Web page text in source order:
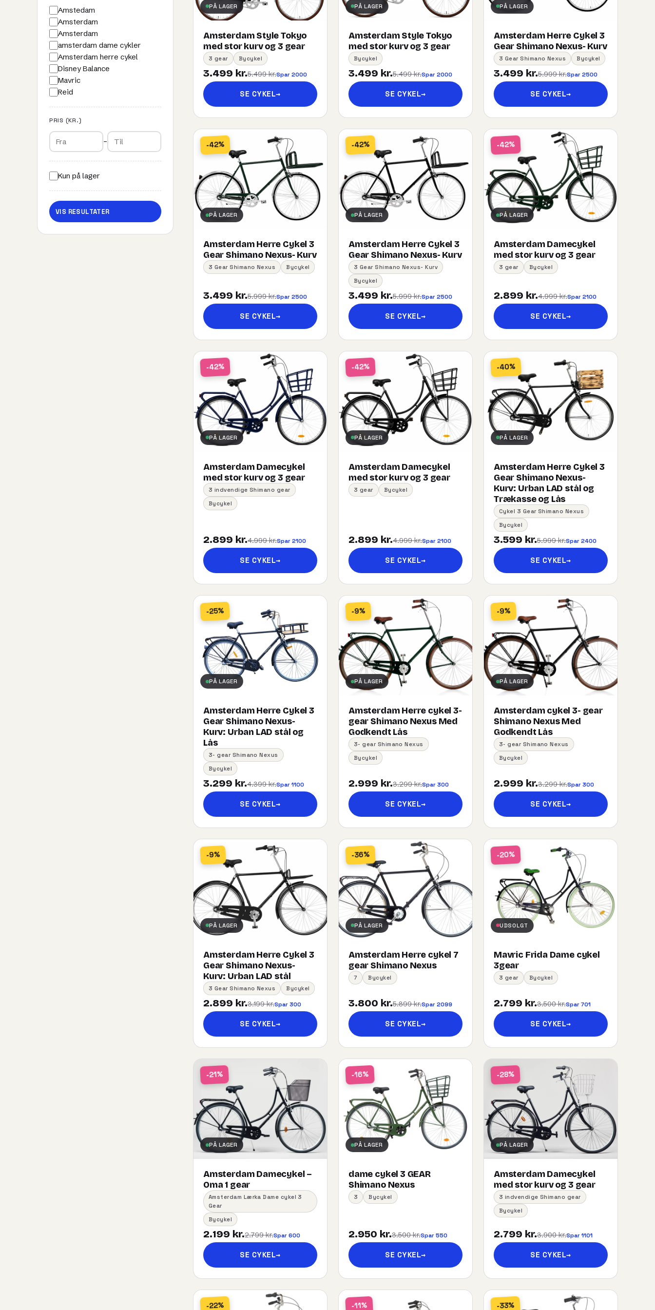
Amstedam
Amsterdam
Amsterdam
amsterdam dame cykler
Amsterdam herre cykel
Disney Balance
Mavric
Reid
PRIS (KR.)
–
Kun på lager
VIS RESULTATER
PÅ LAGER
Amsterdam Style Tokyo
med stor kurv og 3 gear
3 gear Bycykel
3.499 kr.5.499 kr.Spar 2000
SE CYKEL→
PÅ LAGER
Amsterdam Style Tokyo
med stor kurv og 3 gear
Bycykel
3.499 kr.5.499 kr.Spar 2000
SE CYKEL→
PÅ LAGER
Amsterdam Herre Cykel 3
Gear Shimano Nexus- Kurv
3 Gear Shimano Nexus Bycykel
3.499 kr.5.999 kr.Spar 2500
SE CYKEL→
-42%
PÅ LAGER
Amsterdam Herre Cykel 3
Gear Shimano Nexus- Kurv
3 Gear Shimano Nexus Bycykel
3.499 kr.5.999 kr.Spar 2500
SE CYKEL→
-42%
PÅ LAGER
Amsterdam Herre Cykel 3
Gear Shimano Nexus- Kurv
3 Gear Shimano Nexus- Kurv
Bycykel
3.499 kr.5.999 kr.Spar 2500
SE CYKEL→
-42%
PÅ LAGER
Amsterdam Damecykel
med stor kurv og 3 gear
3 gear Bycykel
2.899 kr.4.999 kr.Spar 2100
SE CYKEL→
-42%
PÅ LAGER
Amsterdam Damecykel
med stor kurv og 3 gear
3 indvendige Shimano gear
Bycykel
2.899 kr.4.999 kr.Spar 2100
SE CYKEL→
-42%
PÅ LAGER
Amsterdam Damecykel
med stor kurv og 3 gear
3 gear Bycykel
2.899 kr.4.999 kr.Spar 2100
SE CYKEL→
-40%
PÅ LAGER
Amsterdam Herre Cykel 3
Gear Shimano Nexus-
Kurv:​ ​Urban​ ​LAD​ ​stål og
Trækasse og Lås
Cykel 3 Gear Shimano Nexus
Bycykel
3.599 kr.5.999 kr.Spar 2400
SE CYKEL→
-25%
PÅ LAGER
Amsterdam Herre Cykel 3
Gear Shimano Nexus-
Kurv:​ ​Urban​ ​LAD​ ​stål og
Lås
3- gear Shimano Nexus
Bycykel
3.299 kr.4.399 kr.Spar 1100
SE CYKEL→
-9%
PÅ LAGER
Amsterdam Herre cykel 3-
gear Shimano Nexus Med
Godkendt Lås
3- gear Shimano Nexus
Bycykel
2.999 kr.3.299 kr.Spar 300
SE CYKEL→
-9%
PÅ LAGER
Amsterdam cykel 3- gear
Shimano Nexus Med
Godkendt Lås
3- gear Shimano Nexus
Bycykel
2.999 kr.3.299 kr.Spar 300
SE CYKEL→
-9%
PÅ LAGER
Amsterdam Herre Cykel 3
Gear Shimano Nexus-
Kurv:​ ​Urban​ ​LAD​ ​stål
3 Gear Shimano Nexus Bycykel
2.899 kr.3.199 kr.Spar 300
SE CYKEL→
-36%
PÅ LAGER
Amsterdam Herre cykel 7
gear Shimano Nexus
7 Bycykel
3.800 kr.5.899 kr.Spar 2099
SE CYKEL→
-20%
UDSOLGT
Mavric Frida Dame cykel
3gear
3 gear Bycykel
2.799 kr.3.500 kr.Spar 701
SE CYKEL→
-21%
PÅ LAGER
Amsterdam Damecykel –
Oma 1 gear
Amsterdam Lærka Dame cykel 3
Gear
Bycykel
2.199 kr.2.799 kr.Spar 600
SE CYKEL→
-16%
PÅ LAGER
dame cykel 3 GEAR
Shimano Nexus
3 Bycykel
2.950 kr.3.500 kr.Spar 550
SE CYKEL→
-28%
PÅ LAGER
Amsterdam Damecykel
med stor kurv og 3 gear
3 indvendige Shimano gear
Bycykel
2.799 kr.3.900 kr.Spar 1101
SE CYKEL→
-22% -11% -33%